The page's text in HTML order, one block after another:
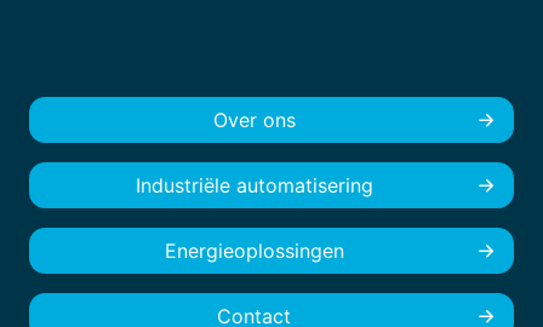
Over ons
Industriële automatisering
Energieoplossingen
Contact